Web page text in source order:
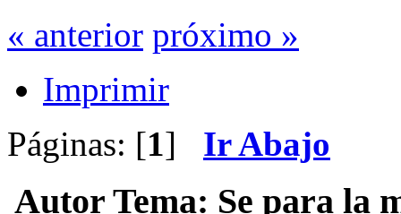
« anterior próximo »
Imprimir
Páginas: [1] Ir Abajo
Autor Tema: Se para la